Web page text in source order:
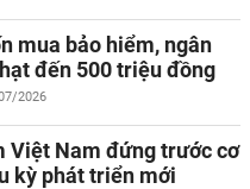
mua bảo hiểm, ngân
đến 500 triệu đồng
2026
Việt Nam đứng trước cơ
kỳ phát triển mới